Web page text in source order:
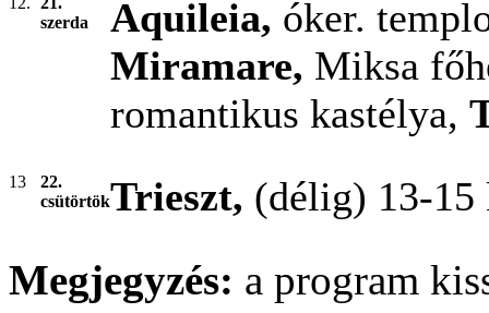
szerda
Aquileia, óker.
Miramare, Miksa
romantikus kastélya,
13
22.
csütörtökTrieszt, (délig) 13-15
Megjegyzés: a program